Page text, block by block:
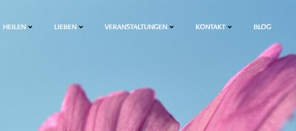
HEILEN LIEBEN VERANSTALTUNGEN KONTAKT BLOG